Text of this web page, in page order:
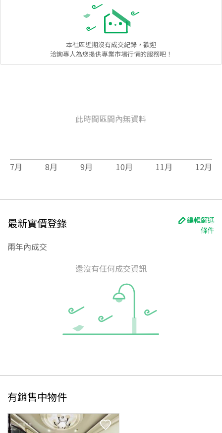
本社區近期沒有成交紀錄，歡迎
洽詢專人為您提供專業市場行情的服務吧！
此時間區間內無資料
7月 8月 9月 10月 11月 12月
最新實價登錄
編輯篩選
條件
兩年內成交
還沒有任何成交資訊
有銷售中物件